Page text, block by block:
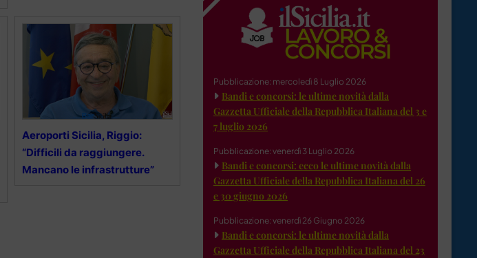
Aeroporti Sicilia, Riggio:
“Difficili da raggiungere.
Mancano le infrastrutture”
Pubblicazione: mercoledì 8 Luglio 2026
Bandi e concorsi: le ultime novità dalla
Gazzetta Ufficiale della Repubblica Italiana del 3 e
7 luglio 2026
Pubblicazione: venerdì 3 Luglio 2026
Bandi e concorsi: ecco le ultime novità dalla
Gazzetta Ufficiale della Repubblica Italiana del 26
e 30 giugno 2026
Pubblicazione: venerdì 26 Giugno 2026
Bandi e concorsi: le ultime novità dalla
Gazzetta Ufficiale della Repubblica Italiana del 23